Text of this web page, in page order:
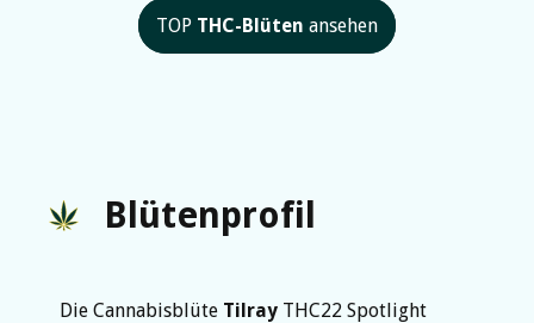
TOP THC-Blüten ansehen
Blütenprofil
Die Cannabisblüte Tilray THC22 Spotlight